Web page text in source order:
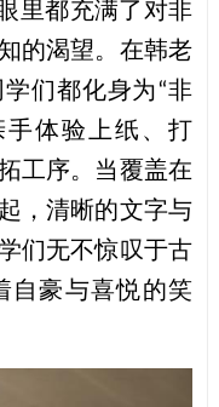
里都充满了 对非
的渴望。在韩老
们都化身为 “非
手体验上纸、打
工序。当覆盖在
，清晰的文字与
们无不惊叹于古
自豪与喜悦的笑